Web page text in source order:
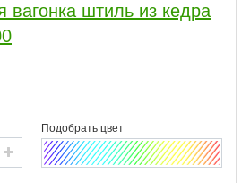
вагонка штиль из кедра